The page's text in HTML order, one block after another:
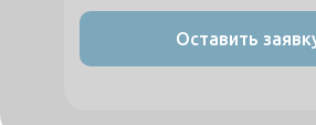
Оставить